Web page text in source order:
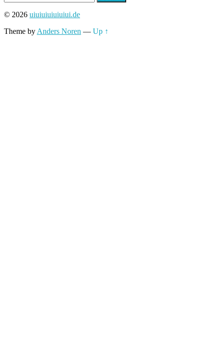
nach:
© 2026 uiuiuiuiuiuiui.de
Theme by Anders Noren — Up ↑